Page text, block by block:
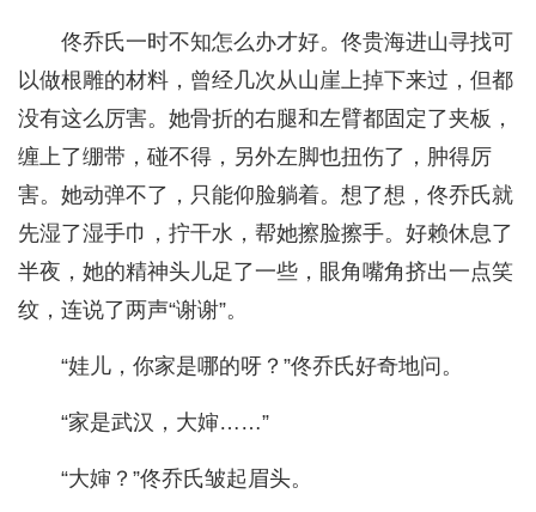
佟乔氏一时不知怎么办才好。佟贵海进山寻找可
以做根雕的材料，曾经几次从山崖上掉下来过，但都
没有这么厉害。她骨折的右腿和左臂都固定了夹板，
缠上了绷带，碰不得，另外左脚也扭伤了，肿得厉
害。她动弹不了，只能仰脸躺着。想了想，佟乔氏就
先湿了湿手巾，拧干水，帮她擦脸擦手。好赖休息了
半夜，她的精神头儿足了一些，眼角嘴角挤出一点笑
纹，连说了两声“谢谢”。
“娃儿，你家是哪的呀？”佟乔氏好奇地问。
“家是武汉，大婶……”
“大婶？”佟乔氏皱起眉头。